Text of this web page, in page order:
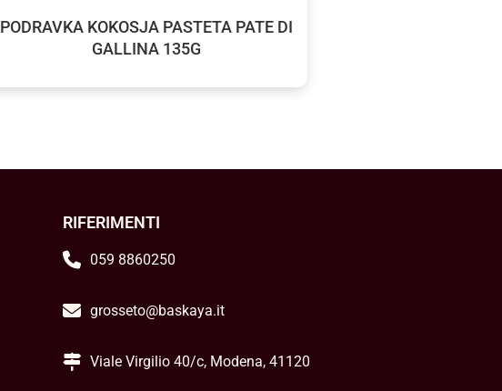
PODRAVKA KOKOSJA PASTETA PATE DI
GALLINA 135G
RIFERIMENTI
059 8860250
grosseto@baskaya.it
Viale Virgilio 40/c, Modena, 41120